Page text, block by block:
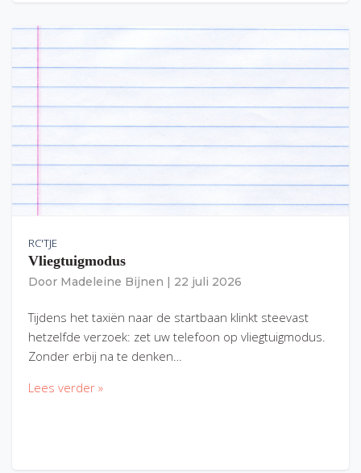
RC'TJE
Vliegtuigmodus
Door Madeleine Bijnen 22 juli 2026
Tijdens het taxiën naar de startbaan klinkt steevast
hetzelfde verzoek: zet uw telefoon op vliegtuigmodus.
Zonder erbij na te denken…
Lees verder »